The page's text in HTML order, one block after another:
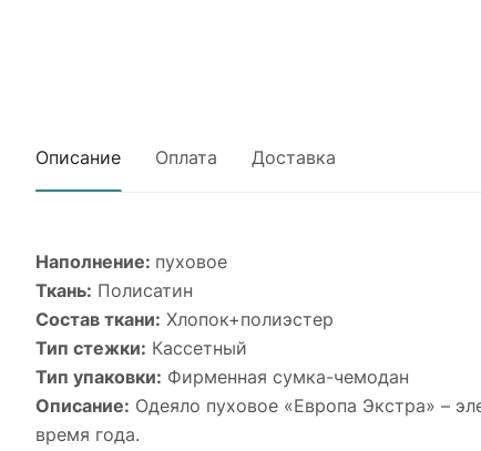
Описание Оплата Доставка
Наполнение: пуховое
Ткань: Полисатин
Состав ткани: Хлопок+полиэстер
Тип стежки: Кассетный
Тип упаковки: Фирменная сумка-чемодан
Описание: Одеяло пуховое «Европа Экстра» –
время года.